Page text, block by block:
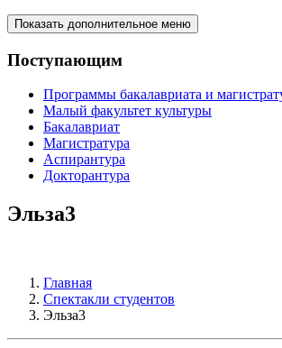
Показать дополнительное меню
Поступающим
Программы бакалавриата и
Малый факультет культуры
Бакалавриат
Магистратура
Аспирантура
Докторантура
Эльза3
Главная
Спектакли студентов
Эльза3